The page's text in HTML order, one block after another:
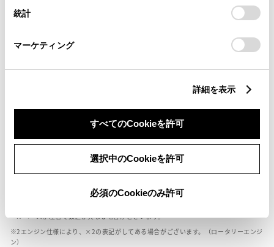
設定の変更、同意を撤回したりするにあたっては、当社の
「Cookie（クッキー）情報の取り扱いについて
」をご覧くだ
統計
マーケティング
詳細を表示
すべてのCookieを許可
選択中のCookieを許可
必須のCookieのみ許可
装備・オプション
ボディカラー
ールベースが左右で数値が異なる場合がございます。
エンジン仕様により、×2の表記がしてある場合がございます。（ロータリーエンジ
ン）